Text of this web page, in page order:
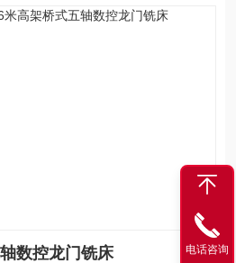
数控龙门铣床 电话咨询